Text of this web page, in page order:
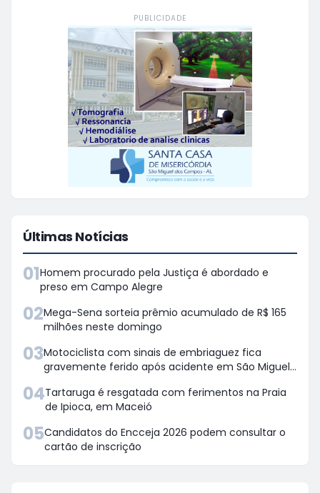
PUBLICIDADE
Últimas Notícias
01Homem procurado pela Justiça é abordado e
preso em Campo Alegre
02Mega-Sena sorteia prêmio acumulado de R$ 165
milhões neste domingo
03Motociclista com sinais de embriaguez fica
gravemente ferido após acidente em São Miguel
04Tartaruga é resgatada com ferimentos na Praia
de Ipioca, em Maceió
05Candidatos do Encceja 2026 podem consultar o
cartão de inscrição